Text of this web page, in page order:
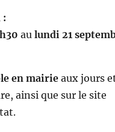
:
au lundi 21
en mairieaux jours
ainsi que sur le site